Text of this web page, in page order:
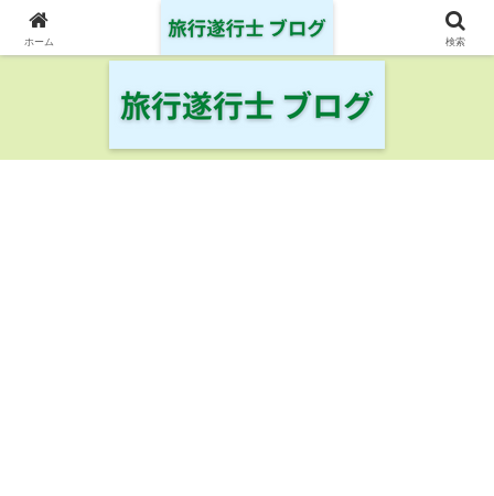
日本の鉄道・空港を制覇した旅行遂行士の旅の記録
ホーム 検索